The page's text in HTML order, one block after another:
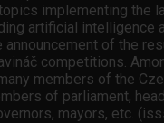
implementing the
artificial intelligence
announcement of the
competitions.
members of the
of parliament,
mayors, etc.